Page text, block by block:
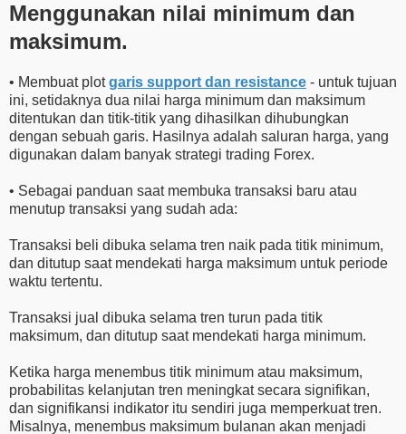
Menggunakan nilai minimum dan
maksimum.
• Membuat plotgaris support dan resistance - untuk tujuan
ini, setidaknya dua nilai harga minimum dan maksimum
ditentukan dan titik-titik yang dihasilkan dihubungkan
dengan sebuah garis. Hasilnya adalah saluran harga, yang
digunakan dalam banyak strategi trading Forex.
• Sebagai panduan saat membuka transaksi baru atau
menutup transaksi yang sudah ada:
Transaksi beli dibuka selama tren naik pada titik minimum,
dan ditutup saat mendekati harga maksimum untuk periode
waktu tertentu.
Transaksi jual dibuka selama tren turun pada titik
maksimum, dan ditutup saat mendekati harga minimum.
Ketika harga menembus titik minimum atau maksimum,
probabilitas kelanjutan tren meningkat secara signifikan,
dan signifikansi indikator itu sendiri juga memperkuat tren.
Misalnya, menembus maksimum bulanan akan menjadi